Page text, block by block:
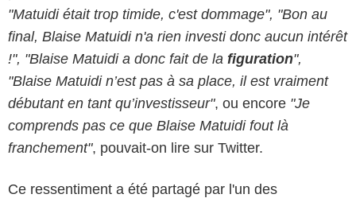
"Matuidi était trop timide, c'est dommage", "Bon au
final, Blaise Matuidi n'a rien investi donc aucun intérêt
!", "Blaise Matuidi a donc fait de la figuration",
"Blaise Matuidi n’est pas à sa place, il est vraiment
débutant en tant qu’investisseur", ou encore "Je
comprends pas ce que Blaise Matuidi fout là
franchement", pouvait-on lire sur Twitter.
Ce ressentiment a été partagé par l'un des